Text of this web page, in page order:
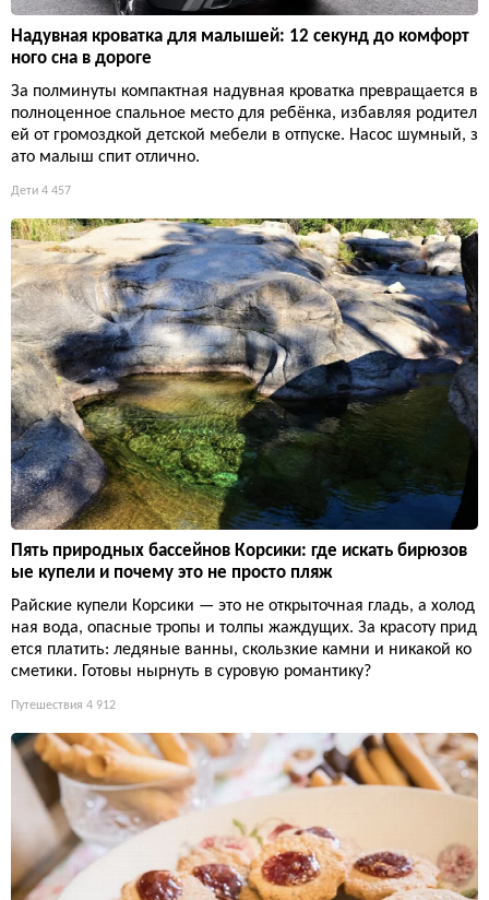
Надувная кроватка для малышей: 12 секунд до комфорт
ного сна в дороге
За полминуты компактная надувная кроватка превращается в
полноценное спальное место для ребёнка, избавляя родител
ей от громоздкой детской мебели в отпуске. Насос шумный, з
ато малыш спит отлично.
Дети 4 457
Пять природных бассейнов Корсики: где искать бирюзов
ые купели и почему это не просто пляж
Райские купели Корсики — это не открыточная гладь, а холод
ная вода, опасные тропы и толпы жаждущих. За красоту прид
ется платить: ледяные ванны, скользкие камни и никакой ко
сметики. Готовы нырнуть в суровую романтику?
Путешествия 4 912